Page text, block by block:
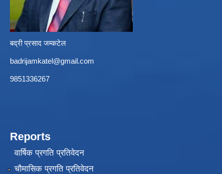
बद्री प्रसाद जम्कटेल
badrijamkatel@gmail.com
9851336267
Reports
वार्षिक प्रगति प्रतिवेदन
चौमासिक प्रगति प्रतिवेदन